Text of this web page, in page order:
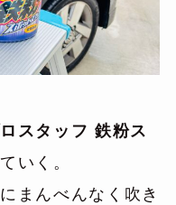
ロスタッフ 鉄粉ス
いく。
まんべんなく吹き